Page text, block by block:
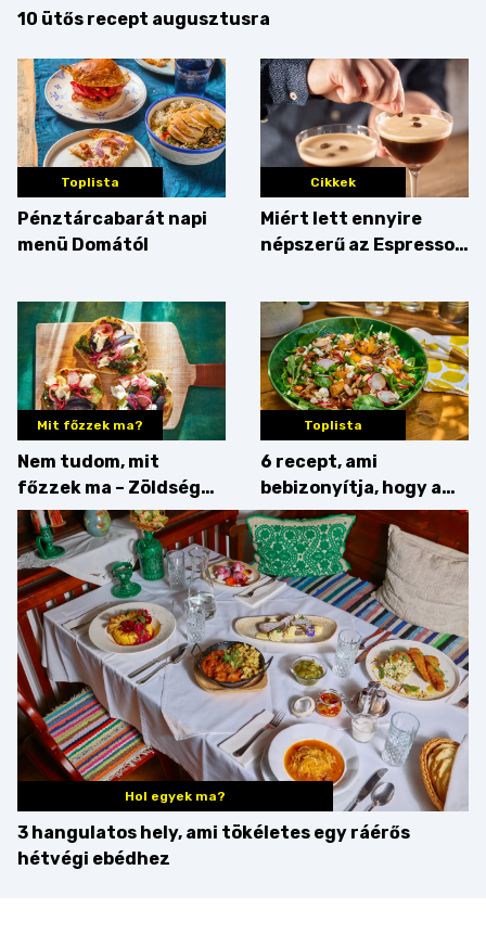
10 ütős recept augusztusra
Toplista
Pénztárcabarát napi
menü Domától
Cikkek
Miért lett ennyire
népszerű az Espresso
érdemes enni mellé?
Mit főzzek ma?
Nem tudom, mit
főzzek ma – Zöldség
minden mennyiségben
Toplista
6 recept, ami
bebizonyítja, hogy a
barack húsok mellé is
zseniális
Hol egyek ma?
3 hangulatos hely, ami tökéletes egy ráérős
hétvégi ebédhez